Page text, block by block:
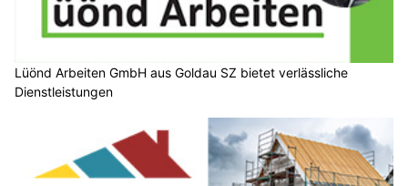
Lüönd Arbeiten GmbH aus Goldau SZ bietet verlässliche
Dienstleistungen